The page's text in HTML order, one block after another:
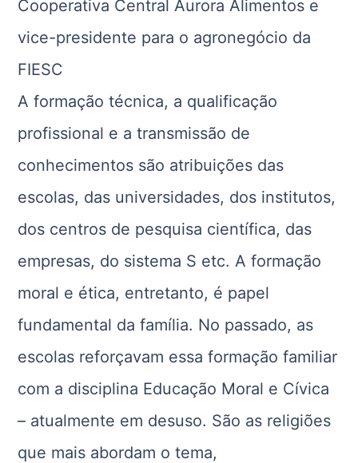
A formação técnica, a qualificação
profissional e a transmissão de
conhecimentos são atribuições das
escolas, das universidades, dos institutos,
dos centros de pesquisa científica, das
empresas, do sistema S etc. A formação
moral e ética, entretanto, é papel
fundamental da família. No passado, as
escolas reforçavam essa formação familiar
com a disciplina Educação Moral e Cívica
– atualmente em desuso. São as religiões
que mais abordam o tema,